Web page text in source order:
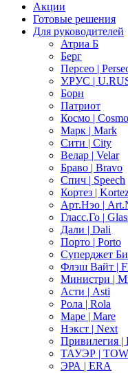
Акции
Готовые решения
Для руководителей
Атриа Б
Берг
Персео |
У.РУС |
Борн
Патриот
Космо | Cosmo
Марк | Mark
Сити | City
Велар | Velar
Браво | Bravo
Спич | Speech
Кортез |
Арт.Нэо |
Гласс.Го |
Дали | Dali
Порто | Porto
Суперджет
Флэш Вайт |
Министри |
Асти | Asti
Рола | Rola
Маре | Mare
Нэкст | Next
Привилегия |
ТАУЭР |
ЭРА | ERA